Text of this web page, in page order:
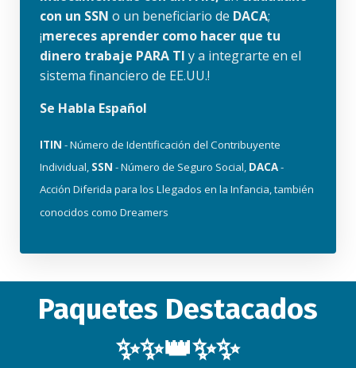
con un SSN o un beneficiario de DACA;
¡mereces aprender como hacer que tu
dinero trabaje PARA TI y a integrarte en el
sistema financiero de EE.UU.!
Se Habla Español
ITIN - Número de Identificación del Contribuyente
Individual, SSN - Número de Seguro Social, DACA-
Acción Diferida para los Llegados en la Infancia, también
conocidos como Dreamers
Paquetes Destacados
✨✨👑✨✨